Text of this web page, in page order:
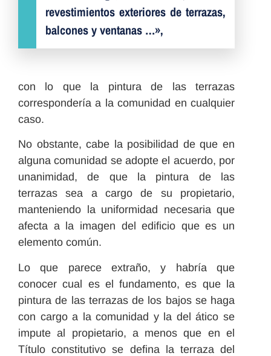
revestimientos exteriores de terrazas,
balcones y ventanas …»,
con lo que la pintura de las terrazas
correspondería a la comunidad en cualquier
caso.
No obstante, cabe la posibilidad de que en
alguna comunidad se adopte el acuerdo, por
unanimidad, de que la pintura de las
terrazas sea a cargo de su propietario,
manteniendo la uniformidad necesaria que
afecta a la imagen del edificio que es un
elemento común.
Lo que parece extraño, y habría que
conocer cual es el fundamento, es que la
pintura de las terrazas de los bajos se haga
con cargo a la comunidad y la del ático se
impute al propietario, a menos que en el
Título constitutivo se defina la terraza del